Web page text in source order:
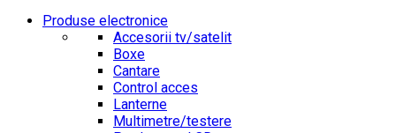
Produse electronice
Accesorii tv/satelit
Boxe
Cantare
Control acces
Lanterne
Multimetre/testere